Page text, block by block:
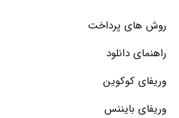
روش های پرداخت
راهنمای دانلود
وریفای کوکوین
وریفای بایننس